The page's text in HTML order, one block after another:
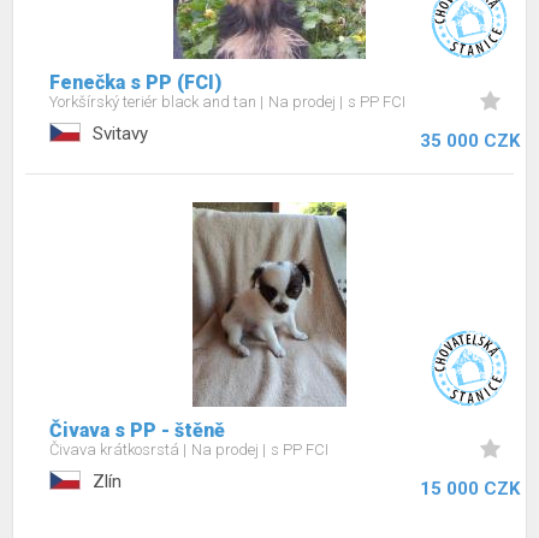
Fenečka s PP (FCI)
Yorkšírský teriér black and tan Na prodej s PP FCI
Svitavy 35 000 CZK
Čivava s PP - štěně
Čivava krátkosrstá Na prodej s PP FCI
Zlín 15 000 CZK